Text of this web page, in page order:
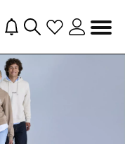
Navigation